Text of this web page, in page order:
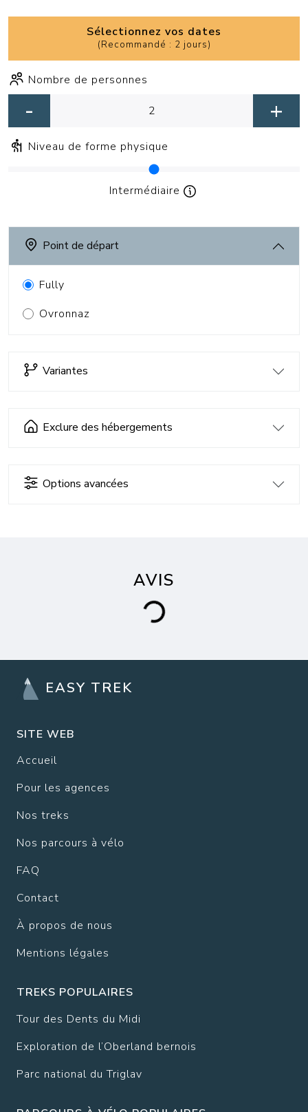
Sélectionnez vos dates
(Recommandé : 2 jours)
Nombre de personnes
- +
Niveau de forme physique
Intermédiaire
Point de départ
Fully
Ovronnaz
Variantes
Exclure des hébergements
Options avancées
AVIS
EASY TREK
SITE WEB
Accueil
Pour les agences
Nos treks
Nos parcours à vélo
FAQ
Contact
À propos de nous
Mentions légales
TREKS POPULAIRES
Tour des Dents du Midi
Exploration de l’Oberland bernois
Parc national du Triglav